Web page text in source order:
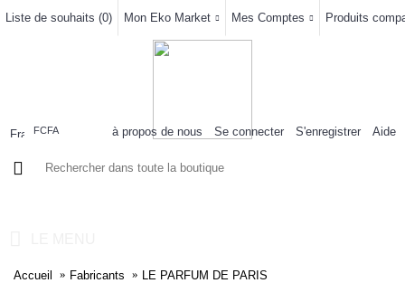
Liste de souhaits (0) Mon Eko Market Mes Comptes Produits
FCFA à propos de nous Se connecter S'enregistrer Aide
Accueil Fabricants LE PARFUM DE PARIS